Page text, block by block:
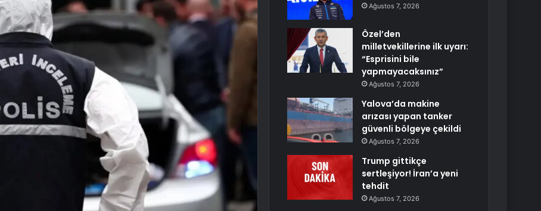
Ağustos 7, 2026
Özel’den
milletvekillerine ilk uyarı:
“Esprisini bile
yapmayacaksınız”
Ağustos 7, 2026
Yalova’da makine
arızası yapan tanker
güvenli bölgeye çekildi
Ağustos 7, 2026
Trump gittikçe
sertleşiyor! İran’a yeni
tehdit
Ağustos 7, 2026